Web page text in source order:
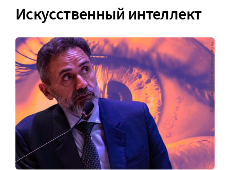
Искусственный интеллект